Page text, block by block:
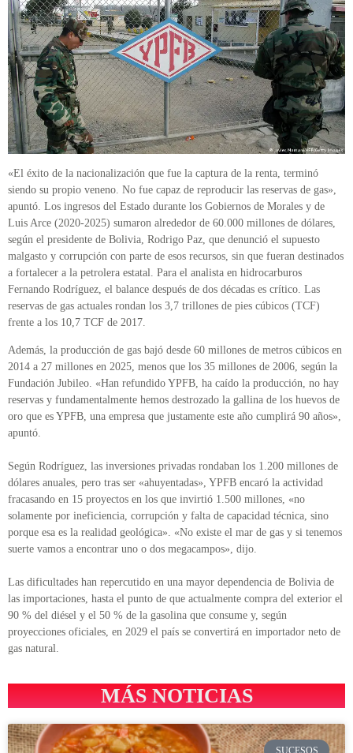
«El éxito de la nacionalización que fue la captura de la renta, terminó
siendo su propio veneno. No fue capaz de reproducir las reservas de gas»,
apuntó. Los ingresos del Estado durante los Gobiernos de Morales y de
Luis Arce (2020-2025) sumaron alrededor de 60.000 millones de dólares,
según el presidente de Bolivia, Rodrigo Paz, que denunció el supuesto
malgasto y corrupción con parte de esos recursos, sin que fueran destinados
a fortalecer a la petrolera estatal. Para el analista en hidrocarburos
Fernando Rodríguez, el balance después de dos décadas es crítico. Las
reservas de gas actuales rondan los 3,7 trillones de pies cúbicos (TCF)
frente a los 10,7 TCF de 2017.
Además, la producción de gas bajó desde 60 millones de metros cúbicos en
2014 a 27 millones en 2025, menos que los 35 millones de 2006, según la
Fundación Jubileo. «Han refundido YPFB, ha caído la producción, no hay
reservas y fundamentalmente hemos destrozado la gallina de los huevos de
oro que es YPFB, una empresa que justamente este año cumplirá 90 años»,
apuntó.
Según Rodríguez, las inversiones privadas rondaban los 1.200 millones de
dólares anuales, pero tras ser «ahuyentadas», YPFB encaró la actividad
fracasando en 15 proyectos en los que invirtió 1.500 millones, «no
solamente por ineficiencia, corrupción y falta de capacidad técnica, sino
porque esa es la realidad geológica». «No existe el mar de gas y si tenemos
suerte vamos a encontrar uno o dos megacampos», dijo.
Las dificultades han repercutido en una mayor dependencia de Bolivia de
las importaciones, hasta el punto de que actualmente compra del exterior el
90 % del diésel y el 50 % de la gasolina que consume y, según
proyecciones oficiales, en 2029 el país se convertirá en importador neto de
gas natural.
MÁS NOTICIAS
SUCESOS